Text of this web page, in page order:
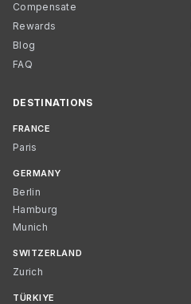
Compensate
Rewards
Blog
FAQ
DESTINATIONS
FRANCE
Paris
GERMANY
Berlin
Hamburg
Munich
SWITZERLAND
Zurich
TÜRKIYE